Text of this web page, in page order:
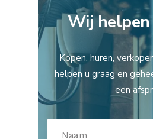
Wij
Kopen, huren,
helpen u graag en
een